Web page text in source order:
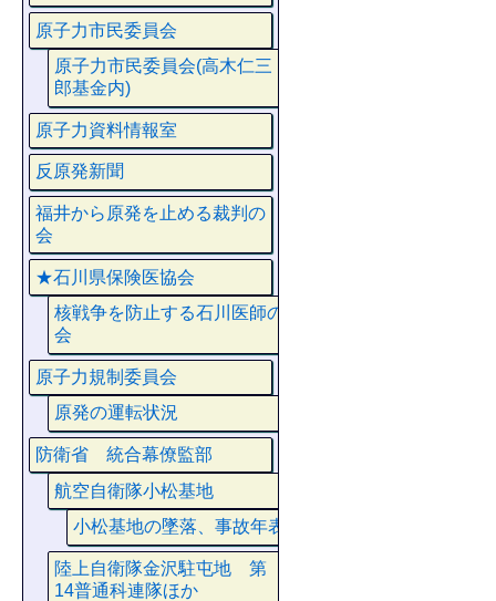
原子力市民委員会
原子力市民委員会(高木仁三
郎基金内)
原子力資料情報室
反原発新聞
福井から原発を止める裁判の
会
★石川県保険医協会
核戦争を防止する石川医師の
会
原子力規制委員会
原発の運転状況
防衛省 統合幕僚監部
航空自衛隊小松基地
小松基地の墜落、事故年表
陸上自衛隊金沢駐屯地 第
14普通科連隊ほか